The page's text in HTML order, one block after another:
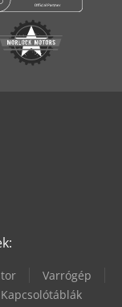
Varrógép
Kapcsolótáblák